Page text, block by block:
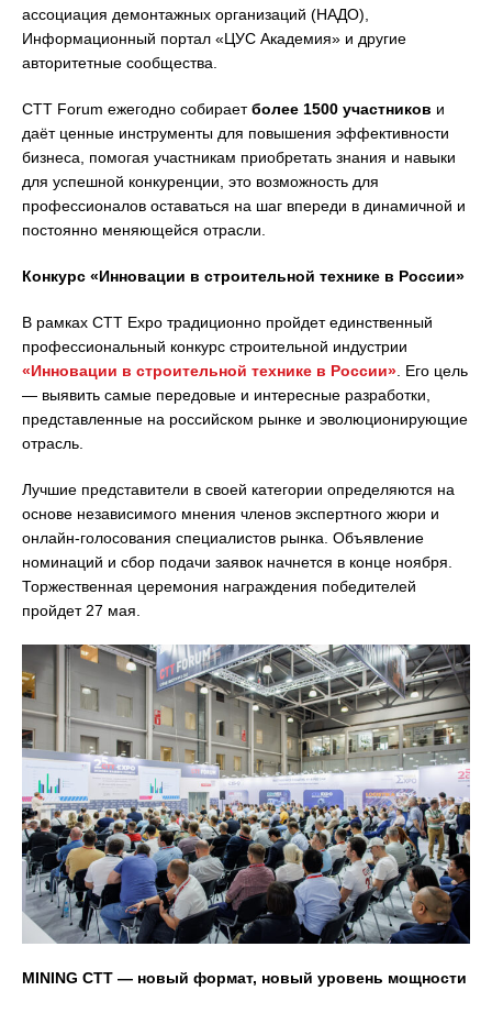
ассоциация демонтажных организаций (НАДО),
Информационный портал «ЦУС Академия» и другие
авторитетные сообщества.
СТТ Forum ежегодно собираетболее 1500 участников и
даёт ценные инструменты для повышения эффективности
бизнеса, помогая участникам приобретать знания и навыки
для успешной конкуренции, это возможность для
профессионалов оставаться на шаг впереди в динамичной и
постоянно меняющейся отрасли.
Конкурс «Инновации в строительной технике в России»
В рамках CTT Expo традиционно пройдет единственный
профессиональный конкурс строительной индустрии
«Инновации в строительной технике в России» . Его цель
— выявить самые передовые и интересные разработки,
представленные на российском рынке и эволюционирующие
отрасль.
Лучшие представители в своей категории определяются на
основе независимого мнения членов экспертного жюри и
онлайн-голосования специалистов рынка. Объявление
номинаций и сбор подачи заявок начнется в конце ноября.
Торжественная церемония награждения победителей
пройдет 27 мая.
MINING CTT — новый формат, новый уровень мощности